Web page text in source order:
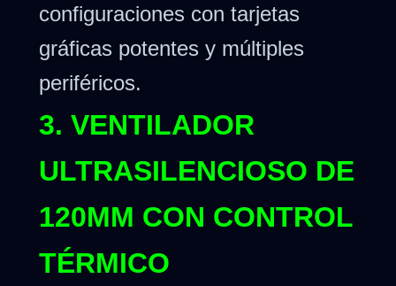
configuraciones con tarjetas
gráficas potentes y múltiples
periféricos.
3. VENTILADOR
ULTRASILENCIOSO DE
120MM CON CONTROL
TÉRMICO